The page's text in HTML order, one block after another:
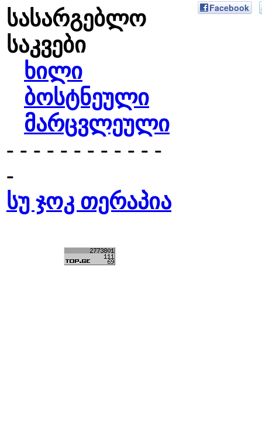
სასარგებლო
საკვები
ხილი
ბოსტნეული
მარცვლეული
- - - - - - - - - - - -
-
სუ ჯოკ თერაპია
Facebook